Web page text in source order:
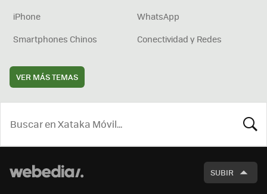
iPhone
WhatsApp
Smartphones Chinos
Conectividad y Redes
VER MÁS TEMAS
SUBIR